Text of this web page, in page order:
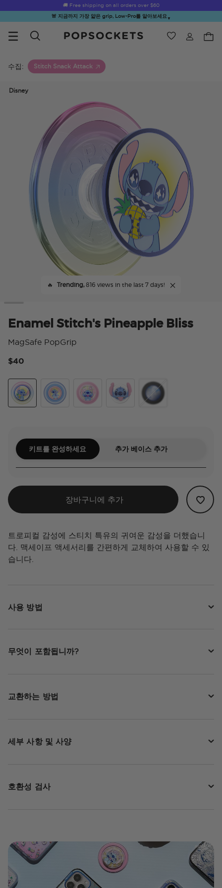
🚚 Free shipping on all orders over $60
🚨 지금까지 가장 얇은 grip, Low-Pro를 알아보세요▼
위시리스트
Hello Kitty®
and Friends
Second
Morning
수집: Stitch Snack Attack
Disney
🔥 Trending,816 views in the last 7 days!
Enamel Stitch's Pineapple Bliss
MagSafe PopGrip
$40
키트를 완성하세요 추가 베이스 추가
장바구니에 추가
트로피컬 감성에 스티치 특유의 귀여운 감성을 더했습니
다. 맥세이프 액세서리를 간편하게 교체하여 사용할 수 있
습니다.
사용 방법
무엇이 포함됩니까?
교환하는 방법
세부 사항 및 사양
호환성 검사